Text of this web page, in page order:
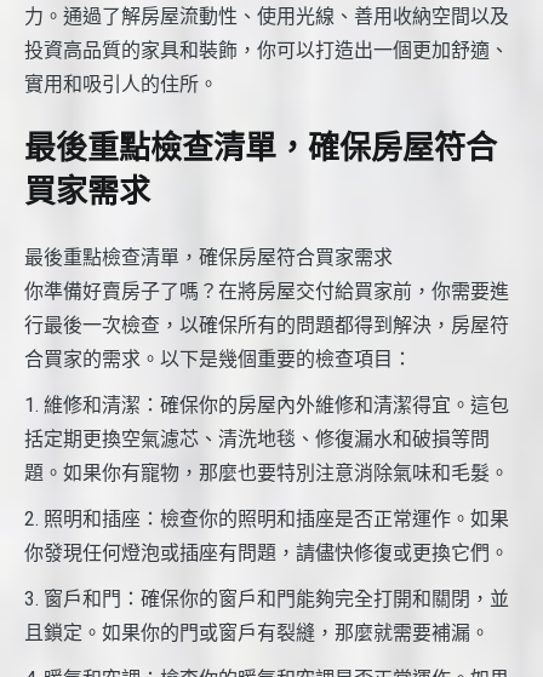
力。通過了解房屋流動性、使用光線、善用收納空間以及
投資高品質的家具和裝飾，你可以打造出一個更加舒適、
實用和吸引人的住所。
最後重點檢查清單，確保房屋符合
買家需求
最後重點檢查清單，確保房屋符合買家需求
你準備好賣房子了嗎？在將房屋交付給買家前，你需要進
行最後一次檢查，以確保所有的問題都得到解決，房屋符
合買家的需求。以下是幾個重要的檢查項目：
1. 維修和清潔：確保你的房屋內外維修和清潔得宜。這包
括定期更換空氣濾芯、清洗地毯、修復漏水和破損等問
題。如果你有寵物，那麼也要特別注意消除氣味和毛髮。
2. 照明和插座：檢查你的照明和插座是否正常運作。如果
你發現任何燈泡或插座有問題，請儘快修復或更換它們。
3. 窗戶和門：確保你的窗戶和門能夠完全打開和關閉，並
且鎖定。如果你的門或窗戶有裂縫，那麼就需要補漏。